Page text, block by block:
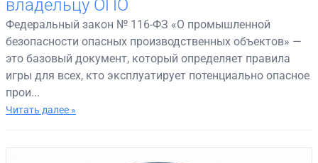
владельцу ОПО
Федеральный закон № 116-ФЗ «О промышленной
безопасности опасных производственных объектов» —
это базовый документ, который определяет правила
игры для всех, кто эксплуатирует потенциально опасное
прои...
Читать далее »